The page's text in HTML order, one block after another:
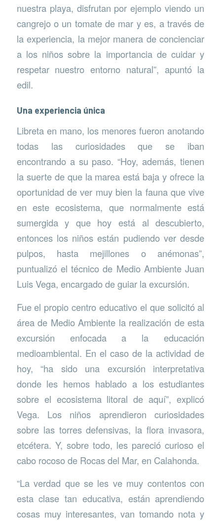
nuestra playa, disfrutan por ejemplo viendo un
cangrejo o un tomate de mar y es, a través de
la experiencia, la mejor manera de concienciar
a los niños sobre la importancia de cuidar y
respetar nuestro entorno natural”, apuntó la
edil.
Una experiencia única
Libreta en mano, los menores fueron anotando
todas las curiosidades que se iban
encontrando a su paso. “Hoy, además, tienen
la suerte de que la marea está baja y ofrece la
oportunidad de ver muy bien la fauna que vive
en este ecosistema, que normalmente está
sumergida y que hoy está al descubierto,
entonces los niños están pudiendo ver desde
pulpos, hasta mejillones o anémonas”,
puntualizó el técnico de Medio Ambiente Juan
Luis Vega, encargado de guiar la excursión.
Fue el propio centro educativo el que solicitó al
área de Medio Ambiente la realización de esta
excursión enfocada a la educación
medioambiental. En el caso de la actividad de
hoy, “ha sido una excursión interpretativa
donde les hemos hablado a los estudiantes
sobre el ecosistema litoral de aquí”, explicó
Vega. Los niños aprendieron curiosidades
sobre las torres defensivas, la flora invasora,
etcétera. Y, sobre todo, les pareció curioso el
cabo rocoso de Rocas del Mar, en Calahonda.
“La verdad que se les ve muy contentos con
esta clase tan educativa, están aprendiendo
cosas muy interesantes, van tomando nota y